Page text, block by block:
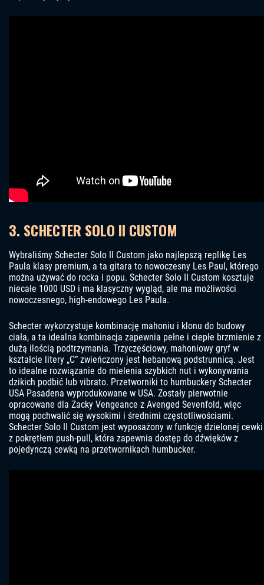
3. SCHECTER SOLO II CUSTOM
Wybraliśmy Schecter Solo II Custom jako najlepszą replikę Les
Paula klasy premium, a ta gitara to nowoczesny Les Paul, którego
można używać do rocka i popu. Schecter Solo II Custom kosztuje
niecałe 1000 USD i ma klasyczny wygląd, ale ma możliwości
nowoczesnego, high-endowego Les Paula.
Schecter wykorzystuje kombinację mahoniu i klonu do budowy
ciała, a ta idealna kombinacja zapewnia pełne i ciepłe brzmienie z
dużą ilością podtrzymania. Trzyczęściowy, mahoniowy gryf w
kształcie litery „C” zwieńczony jest hebanową podstrunnicą. Jest
to idealne rozwiązanie do mielenia szybkich nut i wykonywania
dzikich podbić lub vibrato. Przetworniki to humbuckery Schecter
USA Pasadena wyprodukowane w USA. Zostały pierwotnie
opracowane dla Zacky Vengeance z Avenged Sevenfold, więc
mogą pochwalić się wysokimi i średnimi częstotliwościami.
Schecter Solo II Custom jest wyposażony w funkcję dzielonej cewki
z pokrętłem push-pull, która zapewnia dostęp do dźwięków z
pojedynczą cewką na przetwornikach humbucker.